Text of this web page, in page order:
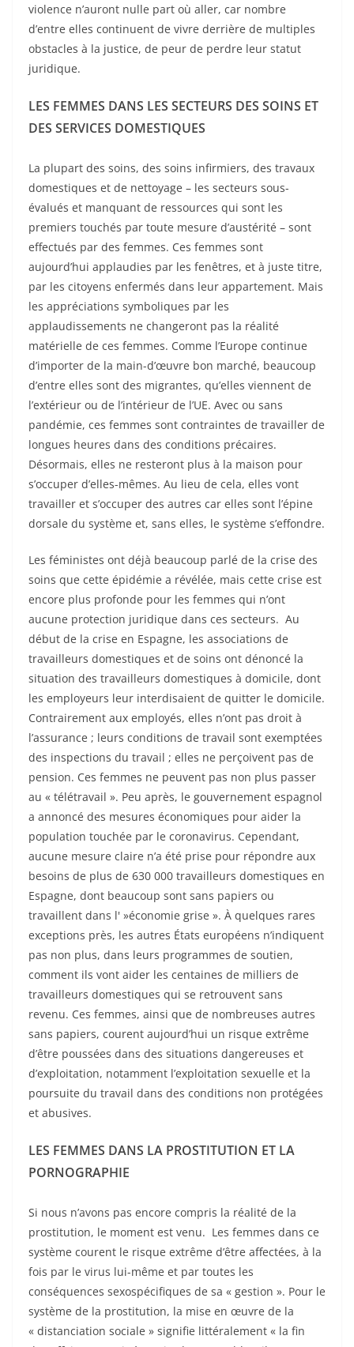
violence n’auront nulle part où aller, car nombre
d’entre elles continuent de vivre derrière de multiples
obstacles à la justice, de peur de perdre leur statut
juridique.
LES FEMMES DANS LES SECTEURS DES SOINS ET
DES SERVICES DOMESTIQUES
La plupart des soins, des soins infirmiers, des travaux
domestiques et de nettoyage – les secteurs sous-
évalués et manquant de ressources qui sont les
premiers touchés par toute mesure d’austérité – sont
effectués par des femmes. Ces femmes sont
aujourd’hui applaudies par les fenêtres, et à juste titre,
par les citoyens enfermés dans leur appartement. Mais
les appréciations symboliques par les
applaudissements ne changeront pas la réalité
matérielle de ces femmes. Comme l’Europe continue
d’importer de la main-d’œuvre bon marché, beaucoup
d’entre elles sont des migrantes, qu’elles viennent de
l’extérieur ou de l’intérieur de l’UE. Avec ou sans
pandémie, ces femmes sont contraintes de travailler de
longues heures dans des conditions précaires.
Désormais, elles ne resteront plus à la maison pour
s’occuper d’elles-mêmes. Au lieu de cela, elles vont
travailler et s’occuper des autres car elles sont l’épine
dorsale du système et, sans elles, le système s’effondre.
Les féministes ont déjà beaucoup parlé de la crise des
soins que cette épidémie a révélée, mais cette crise est
encore plus profonde pour les femmes qui n’ont
aucune protection juridique dans ces secteurs. Au
début de la crise en Espagne, les associations de
travailleurs domestiques et de soins ont dénoncé la
situation des travailleurs domestiques à domicile, dont
les employeurs leur interdisaient de quitter le domicile.
Contrairement aux employés, elles n’ont pas droit à
l’assurance ; leurs conditions de travail sont exemptées
des inspections du travail ; elles ne perçoivent pas de
pension. Ces femmes ne peuvent pas non plus passer
au « télétravail ». Peu après, le gouvernement espagnol
a annoncé des mesures économiques pour aider la
population touchée par le coronavirus. Cependant,
aucune mesure claire n’a été prise pour répondre aux
besoins de plus de 630 000 travailleurs domestiques en
Espagne, dont beaucoup sont sans papiers ou
travaillent dans l' »économie grise ». À quelques rares
exceptions près, les autres États européens n’indiquent
pas non plus, dans leurs programmes de soutien,
comment ils vont aider les centaines de milliers de
travailleurs domestiques qui se retrouvent sans
revenu. Ces femmes, ainsi que de nombreuses autres
sans papiers, courent aujourd’hui un risque extrême
d’être poussées dans des situations dangereuses et
d’exploitation, notamment l’exploitation sexuelle et la
poursuite du travail dans des conditions non protégées
et abusives.
LES FEMMES DANS LA PROSTITUTION ET LA
PORNOGRAPHIE
Si nous n’avons pas encore compris la réalité de la
prostitution, le moment est venu. Les femmes dans ce
système courent le risque extrême d’être affectées, à la
fois par le virus lui-même et par toutes les
conséquences sexospécifiques de sa « gestion ». Pour le
système de la prostitution, la mise en œuvre de la
« distanciation sociale » signifie littéralement « la fin